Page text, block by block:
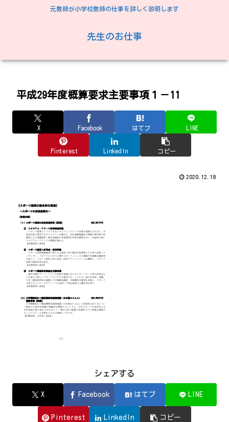
元教師が小学校教師の仕事を詳しく説明します
先生のお仕事
平成29年度概算要求主要事項１－11
X Facebook はてブ LINE
Pinterest LinkedIn コピー
2020.12.18
シェアする
X Facebook はてブ LINE
Pinterest LinkedIn コピー